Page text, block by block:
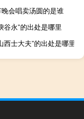
会唱卖汤圆的是谁
谷永”的出处是哪里
西士大夫”的出处是哪里